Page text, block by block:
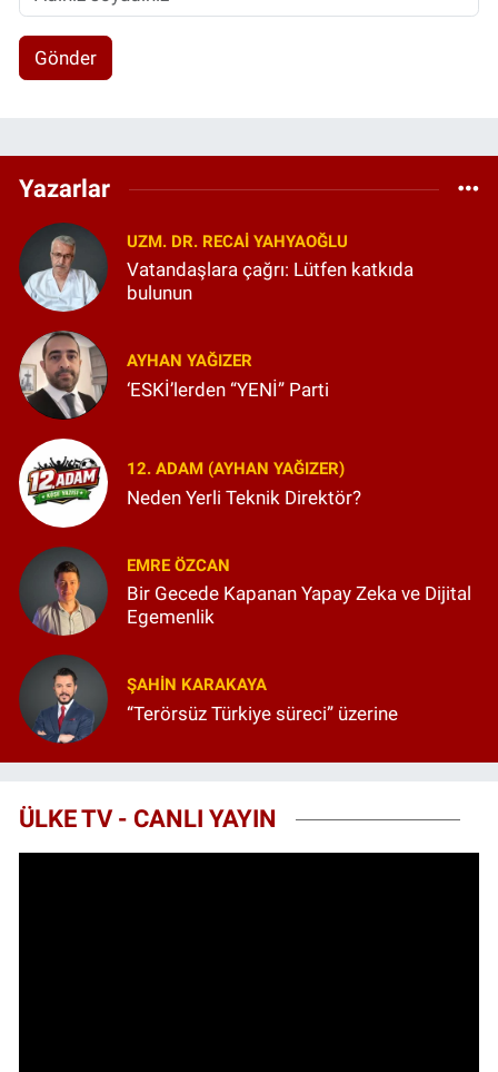
Gönder
Yazarlar
UZM. DR. RECAI YAHYAOĞLU
Vatandaşlara çağrı: Lütfen katkıda
bulunun
AYHAN YAĞIZER
‘ESKİ’lerden “YENİ” Parti
12. ADAM (AYHAN YAĞIZER)
Neden Yerli Teknik Direktör?
EMRE ÖZCAN
Bir Gecede Kapanan Yapay Zeka ve Dijital
Egemenlik
ŞAHIN KARAKAYA
“Terörsüz Türkiye süreci” üzerine
ÜLKE TV - CANLI YAYIN